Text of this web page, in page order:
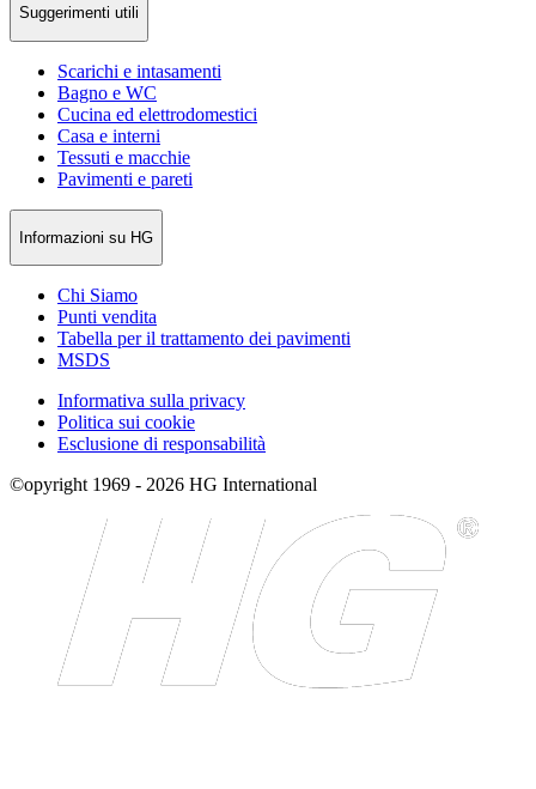
Suggerimenti utili
Scarichi e intasamenti
Bagno e WC
Cucina ed elettrodomestici
Casa e interni
Tessuti e macchie
Pavimenti e pareti
Informazioni su HG
Chi Siamo
Punti vendita
Tabella per il trattamento dei pavimenti
MSDS
Informativa sulla privacy
Politica sui cookie
Esclusione di responsabilità
©opyright 1969 - 2026 HG International